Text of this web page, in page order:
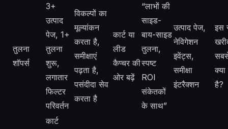
तुलना
शॉपर्स
3+
उत्पाद
पेज, 1+
तुलना
शुरू,
लगातार
फिल्टर
परिवर्तन
विकल्पों का
मूल्यांकन
करता है,
समीक्षाएं
पढ़ता है,
पसंदीदा सेव
करता है
कार्ट या
लीड
कैप्चर की
ओर बढ़ें
“लाभों की
साइड-
बाय-साइड
तुलना,
स्पष्ट
ROI
संकेतकों
के साथ”
उत्पाद पेज,
नेविगेशन
इवेंट्स,
समीक्षा
इंटरैक्शन
इस
क्या
है?
कार्ट